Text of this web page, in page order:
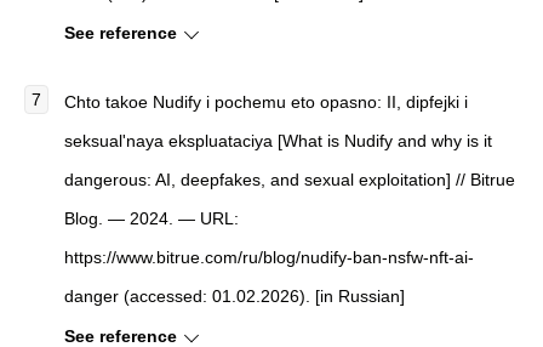
See reference
Chto takoe Nudify i pochemu eto opasno: II, dipfejki i
seksual'naya ekspluataciya [What is Nudify and why is it
dangerous: AI, deepfakes, and sexual exploitation] // Bitrue
Blog. — 2024. — URL:
https://www.bitrue.com/ru/blog/nudify-ban-nsfw-nft-ai-
danger (accessed: 01.02.2026). [in Russian]
See reference